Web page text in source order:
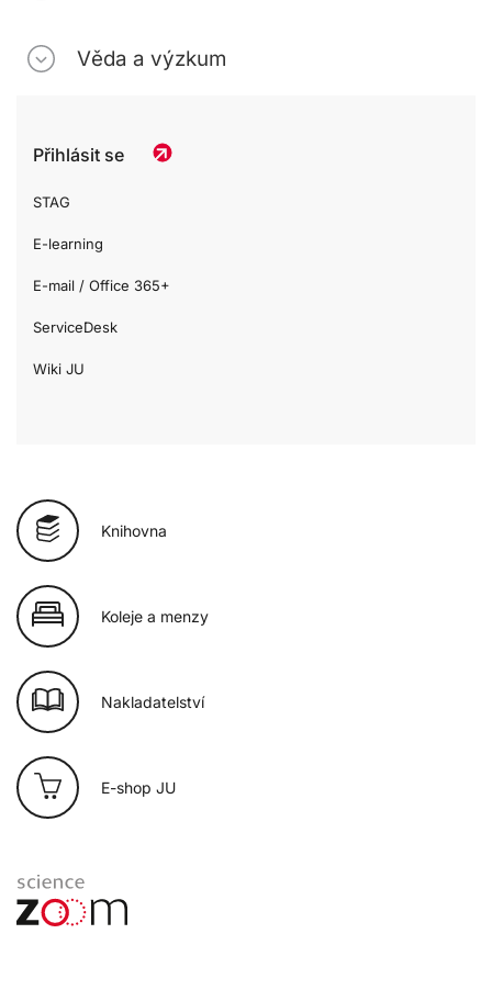
Věda a výzkum
Přihlásit se
STAG
E-learning
E-mail / Office 365+
ServiceDesk
Wiki JU
Knihovna
Koleje a menzy
Nakladatelství
E-shop JU